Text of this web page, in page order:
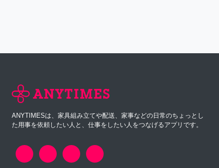
ANYTIMESは、家具組み立てや配送、家事などの日常のちょっとし
た用事を依頼したい人と、仕事をしたい人をつなげるアプリです。